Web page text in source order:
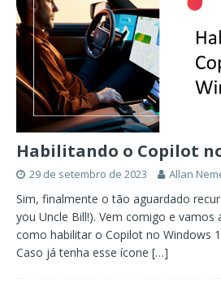
Habilitando o Copilot
29 de setembro de 2023 Allan
Sim, finalmente o tão aguardado
you Uncle Bill!). Vem comigo e vamos
como habilitar o Copilot no Windows
Caso já tenha esse ícone […]